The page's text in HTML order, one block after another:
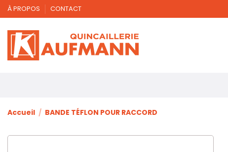
À PROPOS CONTACT
Accueil BANDE TÉFLON POUR RACCORD